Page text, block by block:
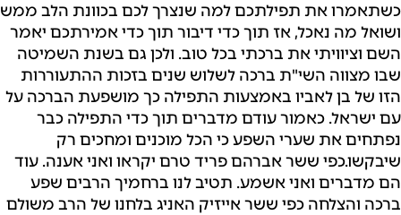
כשתאמרו את תפילתכם למה שנצרך לכם בכוונת הלב ממש
ושואל מה נאכל, אז תוך כדי דיבור תוך כדי אמירתכם יאמר
השם וציוויתי את ברכתי בכל טוב. ולכן גם בשנת השמיטה
שבו מצווה השי"ת ברכה לשלוש שנים בזכות ההתעוררות
הזו של בן לאביו באמצעות התפילה כך מושפעת הברכה על
עם ישראל. כאמור עודם מדברים תוך כדי התפילה כבר
נפתחים את שערי השפע כי הכל מוכנים ומחכים רק
שיבקשו.כפי ששר אברהם פריד טרם יקראו ואני אענה. עוד
הם מדברים ואני אשמע. תטיב לנו ברחמיך הרבים שפע
ברכה והצלחה כפי ששר אייזיק האניג בלחנו של הרב משולם